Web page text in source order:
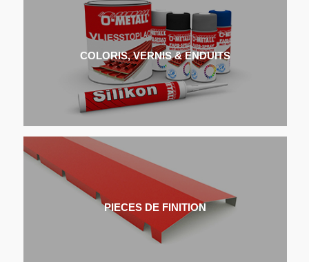
COLORIS, VERNIS & ENDUITS
PIECES DE FINITION